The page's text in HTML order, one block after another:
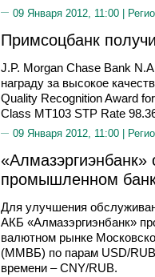
09 Января 2012, 11:00 |
Примсоцбанк
J.P. Morgan Chase Bank
награду за высокое
Quality Recognition Award
Class MT103 STP Rate
09 Января 2012, 11:00 |
«Алмазэргиэнбанк»
промышленном
Для улучшения
АКБ «Алмазэргиэнбанк»
валютном рынке
(ММВБ) по парам USD/
времени – CNY/RUB.